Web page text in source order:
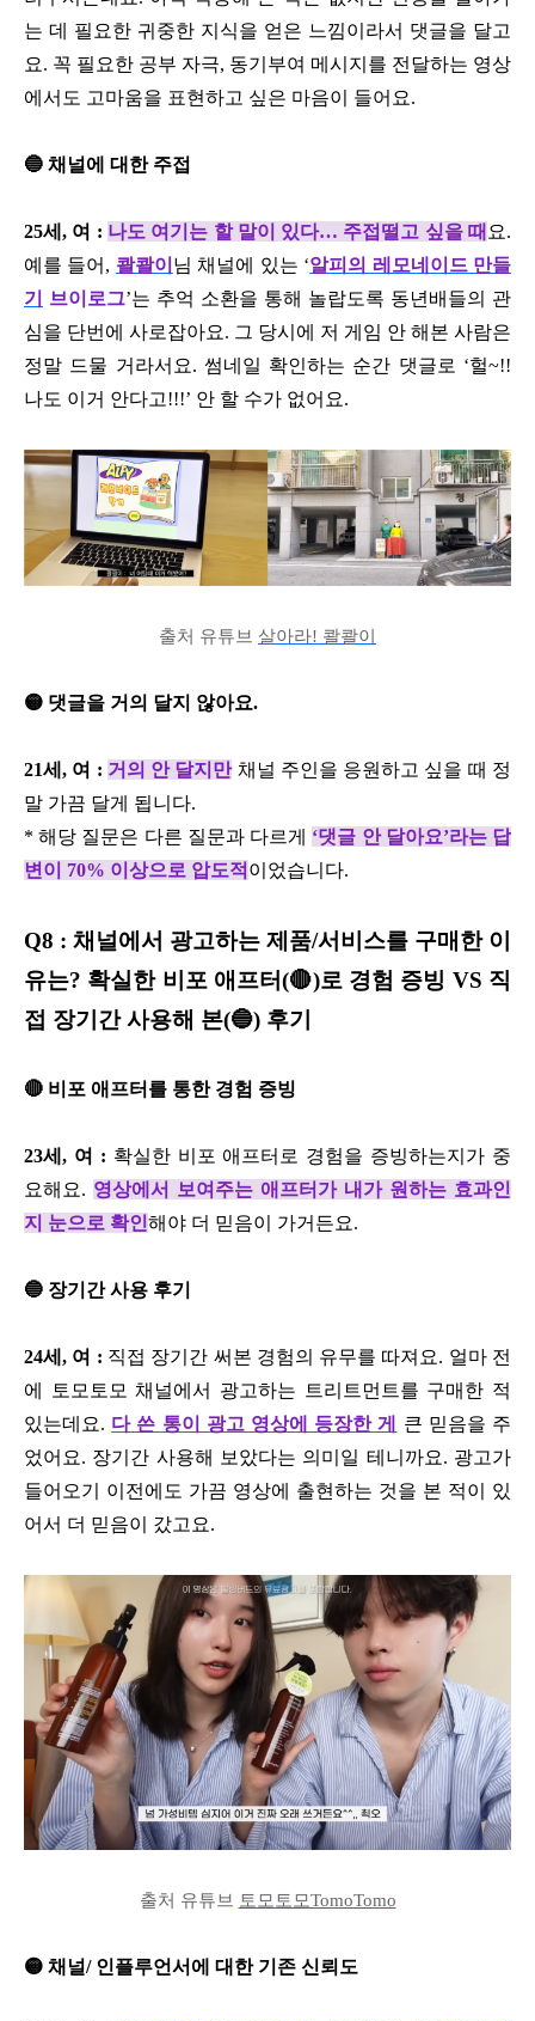
는 데 필요한 귀중한 지식을 얻은 느낌이라서 댓글을 달고
요. 꼭 필요한 공부 자극, 동기부여 메시지를 전달하는 영상
에서도 고마움을 표현하고 싶은 마음이 들어요.
🔵 채널에 대한 주접
25세, 여 : 나도 여기는 할 말이 있다… 주접떨고 싶을 때 요.
예를 들어, 콸콸이 님 채널에 있는 ‘알피의 레모네이드 만들
기
브이로그’는 추억 소환을 통해 놀랍도록 동년배들의 관
심을 단번에 사로잡아요. 그 당시에 저 게임 안 해본 사람은
정말 드물 거라서요. 썸네일 확인하는 순간 댓글로 ‘헐~!!
나도 이거 안다고!!!’ 안 할 수가 없어요.
출처 유튜브 살아라! 콸콸이
🟡 댓글을 거의 달지 않아요.
21세, 여 : 거의 안 달지만채널 주인을 응원하고 싶을 때 정
말 가끔 달게 됩니다.
* 해당 질문은 다른 질문과 다르게 ‘댓글 안 달아요’라는 답
변이 70% 이상으로 압도적 이었습니다.
Q8 : 채널에서 광고하는 제품/서비스를 구매한 이
유는? 확실한 비포 애프터(🔴)로 경험 증빙 VS 직
접 장기간 사용해 본(🔵) 후기
🔴 비포 애프터를 통한 경험 증빙
23세, 여 : 확실한 비포 애프터로 경험을 증빙하는지가 중
요해요. 영상에서 보여주는 애프터가 내가 원하는 효과인
지 눈으로 확인해야 더 믿음이 가거든요.
🔵 장기간 사용 후기
24세, 여 : 직접 장기간 써본 경험의 유무를 따져요. 얼마 전
에 토모토모 채널에서 광고하는 트리트먼트를 구매한 적
있는데요. 다 쓴 통이 광고 영상에 등장한 게
큰 믿음을 주
었어요. 장기간 사용해 보았다는 의미일 테니까요. 광고가
들어오기 이전에도 가끔 영상에 출현하는 것을 본 적이 있
어서 더 믿음이 갔고요.
출처 유튜브 토모토모TomoTomo
🟡 채널/ 인플루언서에 대한 기존 신뢰도